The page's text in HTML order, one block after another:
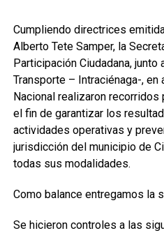
Cumpliendo directrices
Alberto Tete Samper, la
Participación Ciudadana,
Transporte – Intraciénaga-,
Nacional realizaron
el fin de garantizar los
actividades operativas y
jurisdicción del municipio de
todas sus modalidades.
Como balance entregamos la
Se hicieron controles a las